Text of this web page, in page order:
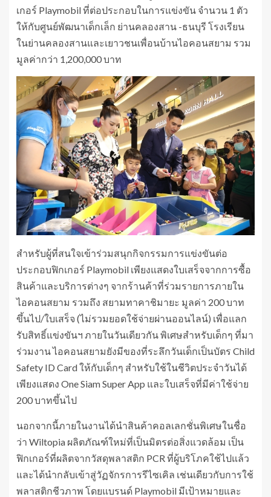
เกอร์ Playmobil ที่ต่อประกอบในการแข่งขัน จำนวน 1 ตัว
ให้กับศูนย์พัฒนาเด็กเล็ก ย่านคลองสาน -ธนบุรี โรงเรียน
ในย่านคลองสานและเยาวชนเพื่อนบ้านไอคอนสยาม รวม
มูลค่ากว่า 1,200,000 บาท
สำหรับผู้ที่สนใจเข้าร่วมสนุกกิจกรรมการแข่งขันต่อ
ประกอบฟิกเกอร์ Playmobil เพียงแสดงใบเสร็จจากการซื้อ
สินค้าและบริการต่างๆ จากร้านค้าที่ร่วมรายการภายใน
ไอคอนสยาม รวมถึง สยามทาคาชิมายะ มูลค่า 200 บาท
ขึ้นไป/ใบเสร็จ (ไม่รวมยอดใช้จ่ายผ่านออนไลน์) เพื่อแลก
รับสิทธิ์แข่งขันฯ ภายในวันเดียวกัน พิเศษสำหรับเด็กๆ ที่มา
ร่วมงาน ไอคอนสยามยังมีของที่ระลึกวันเด็กเป็นบัตร Child
Safety ID Card ให้กับเด็กๆ สำหรับใช้ในชีวิตประจำวันได้
เพียงแสดง One Siam Super App และใบเสร็จที่มีค่าใช้จ่าย
200 บาทขึ้นไป
นอกจากนี้ภายในงานได้นำสินค้าคอลเลกชั่นพิเศษในชื่อ
ว่า Wiltopia ผลิตภัณฑ์ใหม่ที่เป็นมิตรต่อสิ่งแวดล้อม เป็น
ฟิกเกอร์ที่ผลิตจากวัสดุพลาสติก PCR ที่ผู้บริโภคใช้ไปแล้ว
และได้นำกลับเข้าสู่วัฏจักรการรีไซเคิล เช่นเดียวกับการใช้
พลาสติกชีวภาพ โดยแบรนด์ Playmobil มีเป้าหมายและ